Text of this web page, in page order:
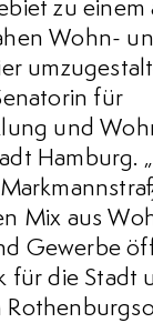
zu einem
Wohn-
für
und
Hamburg.
Mix aus
Gewerbe
für die Stadt